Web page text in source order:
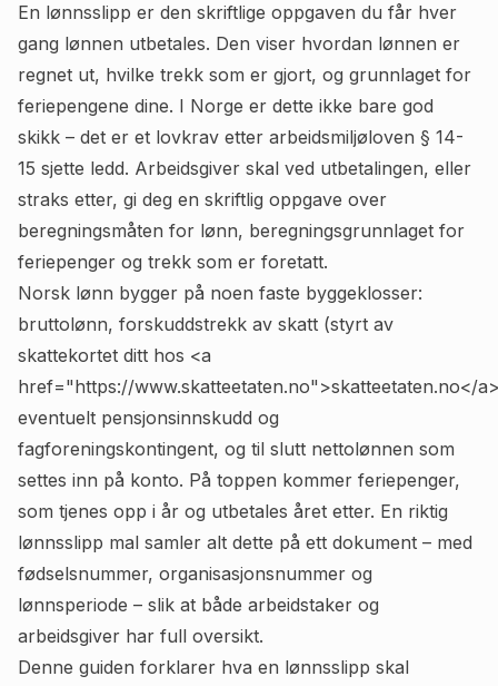
En lønnsslipp er den skriftlige oppgaven du får hver
gang lønnen utbetales. Den viser hvordan lønnen er
regnet ut, hvilke trekk som er gjort, og grunnlaget for
feriepengene dine. I Norge er dette ikke bare god
skikk – det er et lovkrav etter arbeidsmiljøloven § 14-
15 sjette ledd. Arbeidsgiver skal ved utbetalingen, eller
straks etter, gi deg en skriftlig oppgave over
beregningsmåten for lønn, beregningsgrunnlaget for
feriepenger og trekk som er foretatt.
Norsk lønn bygger på noen faste byggeklosser:
bruttolønn, forskuddstrekk av skatt (styrt av
skattekortet ditt hos <a
href="https://www.skatteetaten.no">skatteetaten.no</
eventuelt pensjonsinnskudd og
fagforeningskontingent, og til slutt nettolønnen som
settes inn på konto. På toppen kommer feriepenger,
som tjenes opp i år og utbetales året etter. En riktig
lønnsslipp mal samler alt dette på ett dokument – med
fødselsnummer, organisasjonsnummer og
lønnsperiode – slik at både arbeidstaker og
arbeidsgiver har full oversikt.
Denne guiden forklarer hva en lønnsslipp skal